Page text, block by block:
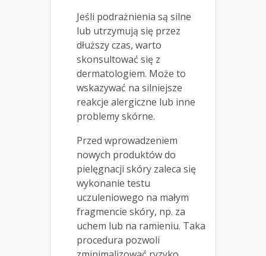
Jeśli podrażnienia są silne
lub utrzymują się przez
dłuższy czas, warto
skonsultować się z
dermatologiem. Może to
wskazywać na silniejsze
reakcje alergiczne lub inne
problemy skórne.
Przed wprowadzeniem
nowych produktów do
pielęgnacji skóry zaleca się
wykonanie testu
uczuleniowego na małym
fragmencie skóry, np. za
uchem lub na ramieniu. Taka
procedura pozwoli